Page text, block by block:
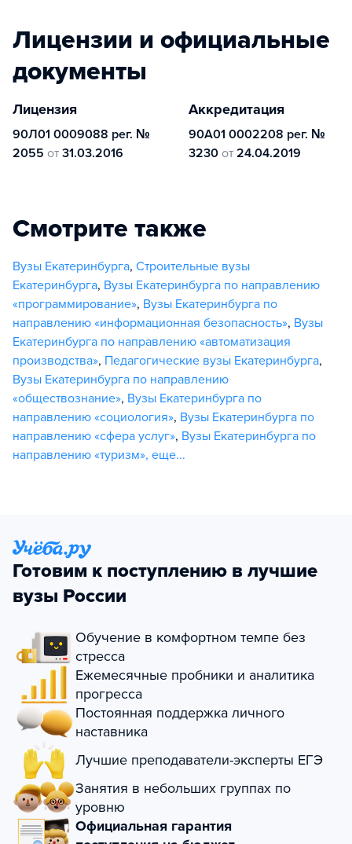
Лицензии и официальные
документы
Лицензия
90Л01 0009088 рег. №
2055 от 31.03.2016
Аккредитация
90А01 0002208 рег. №
3230 от 24.04.2019
Смотрите также
Вузы Екатеринбурга, Строительные вузы
Екатеринбурга, Вузы Екатеринбурга по направлению
«программирование», Вузы Екатеринбурга по
направлению «информационная безопасность», Вузы
Екатеринбурга по направлению «автоматизация
производства», Педагогические вузы Екатеринбурга,
Вузы Екатеринбурга по направлению
«обществознание», Вузы Екатеринбурга по
направлению «социология», Вузы Екатеринбурга по
направлению «сфера услуг», Вузы Екатеринбурга по
направлению «туризм», еще...
Готовим к поступлению в лучшие
вузы России
Обучение в комфортном темпе без
стресса
Ежемесячные пробники и аналитика
прогресса
Постоянная поддержка личного
наставника
Лучшие преподаватели-эксперты ЕГЭ
Занятия в небольших группах по
уровню
Официальная гарантия